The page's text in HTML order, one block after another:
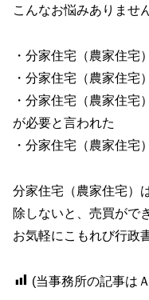
こんなお悩みありませ
・分家住宅（農家住宅
・分家住宅（農家住宅
・分家住宅（農家住宅
が必要と言われた
・分家住宅（農家住宅
分家住宅（農家住宅）
除しないと、売買がで
お気軽にこもれび行政
(当事務所の記事は